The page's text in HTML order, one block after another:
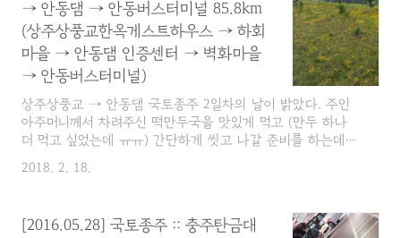
의 전부... 어쩌다보니 지하철도 같은 거 타서리 같은 지하철
타고 갔다. >상주터미널 → 상주상풍교 → 매협재 → 상주보
→ 낙단보 → 구미보 → 칠곡보 → 강정고령보 → 강정보게
스트하우스난이도 : 중하 (★★☆☆☆) 누구나 갈..
→ 안동댐 → 안동버스터미널 85.8km
(상주상풍교한옥게스트하우스 → 하회
마을 → 안동댐 인증센터 → 벽화마을
→ 안동버스터미널)
상주상풍교 → 안동댐 국토종주 2일차의 날이 밝았다. 주인
아주머니께서 차려주신 떡만두국을 맛있게 먹고 (만두 하나
더 먹고 싶었는데 ㅠㅠ) 간단하게 씻고 나갈 준비를 하는데
금방 그쳐서 다시 출발 준비를 하고 게스트하우스를 나섰다.
초등학생 정도로 보이는 남자아이와 함께 게스트하우스로 오
신 분이 계셨다. 그러고보니 자타사에도 아들 분하고 같이 한
2018. 2. 18.
[2016.05.28] 국토종주 :: 충주탄금대